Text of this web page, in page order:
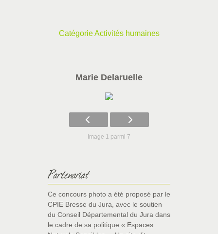
Catégorie Activités humaines
Marie Delaruelle
Image 1 parmi 7
Partenariat
Ce concours photo a été proposé par le
CPIE Bresse du Jura, avec le soutien
du Conseil Départemental du Jura dans
le cadre de sa politique « Espaces